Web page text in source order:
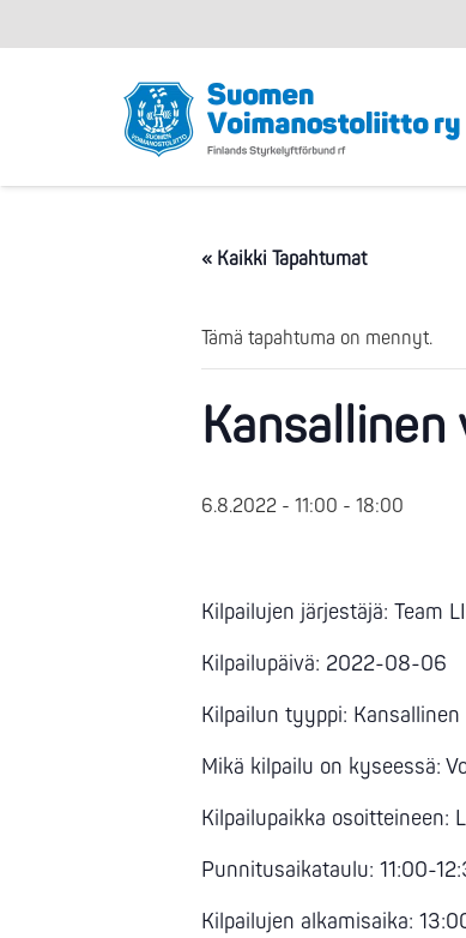
« Kaikki Tapahtumat
Tämä tapahtuma on mennyt.
Kansallinen
6.8.2022 - 11:00 - 18:00
Kilpailujen järjestäjä: Team
Kilpailupäivä: 2022-08-06
Kilpailun tyyppi: Kansallinen
Mikä kilpailu on kyseessä:
Kilpailupaikka osoitteineen:
Punnitusaikataulu: 11:00-
Kilpailujen alkamisaika: